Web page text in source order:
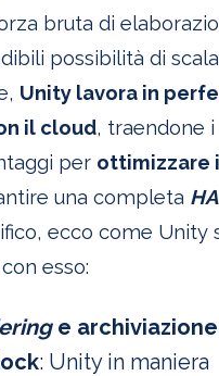
bruta di
possibilità di
Unity lavora in
il cloud, traendone i
per ottimizzare
una completa HA.
ecco come Unity
esso:
e archiviazione
: Unity in maniera